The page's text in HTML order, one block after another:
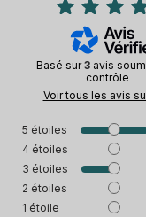
Basé sur3 avis
contrôle
Voir tous les avis
5 étoiles
4 étoiles
3 étoiles
2 étoiles
1 étoile